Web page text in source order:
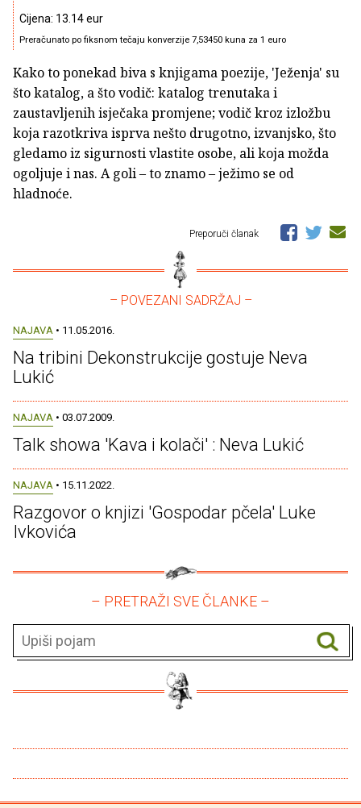
Cijena: 13.14 eur
Preračunato po fiksnom tečaju konverzije 7,53450 kuna za 1 euro
Kako to ponekad biva s knjigama poezije, 'Ježenja' su
što katalog, a što vodič: katalog trenutaka i
zaustavljenih isječaka promjene; vodič kroz izložbu
koja razotkriva isprva nešto drugotno, izvanjsko, što
gledamo iz sigurnosti vlastite osobe, ali koja možda
ogoljuje i nas. A goli – to znamo – ježimo se od
hladnoće.
Preporuči članak
– POVEZANI SADRŽAJ –
NAJAVA • 11.05.2016.
Na tribini Dekonstrukcije gostuje Neva
Lukić
NAJAVA • 03.07.2009.
Talk showa 'Kava i kolači' : Neva Lukić
NAJAVA • 15.11.2022.
Razgovor o knjizi 'Gospodar pčela' Luke
Ivkovića
– PRETRAŽI SVE ČLANKE –